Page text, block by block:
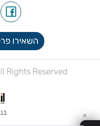
השאירו
Rights Reserved
✕